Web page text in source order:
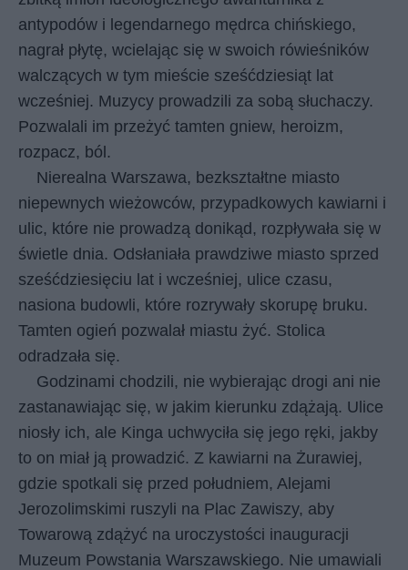
antypodów i legendarnego mędrca chińskiego,
nagrał płytę, wcielając się w swoich rówieśników
walczących w tym mieście sześćdziesiąt lat
wcześniej. Muzycy prowadzili za sobą słuchaczy.
Pozwalali im przeżyć tamten gniew, heroizm,
rozpacz, ból.
Nierealna Warszawa, bezkształtne miasto
niepewnych wieżowców, przypadkowych kawiarni i
ulic, które nie prowadzą donikąd, rozpływała się w
świetle dnia. Odsłaniała prawdziwe miasto sprzed
sześćdziesięciu lat i wcześniej, ulice czasu,
nasiona budowli, które rozrywały skorupę bruku.
Tamten ogień pozwalał miastu żyć. Stolica
odradzała się.
Godzinami chodzili, nie wybierając drogi ani nie
zastanawiając się, w jakim kierunku zdążają. Ulice
niosły ich, ale Kinga uchwyciła się jego ręki, jakby
to on miał ją prowadzić. Z kawiarni na Żurawiej,
gdzie spotkali się przed południem, Alejami
Jerozolimskimi ruszyli na Plac Zawiszy, aby
Towarową zdążyć na uroczystości inauguracji
Muzeum Powstania Warszawskiego. Nie umawiali